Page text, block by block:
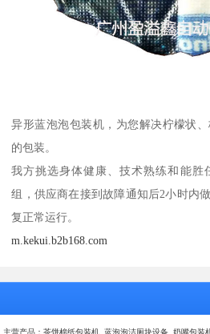
异形蓝泡泡包装机，为您解决柠檬状
的包装。
我方挑选身体健康、技术熟练和能胜
组，供应商在接到故障通知后2小时内
复正常运行。
m.kekui.b2b168.com